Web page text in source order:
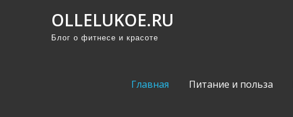
OLLELUKOE.RU
Блог о фитнесе и красоте
Главная Питание и польза